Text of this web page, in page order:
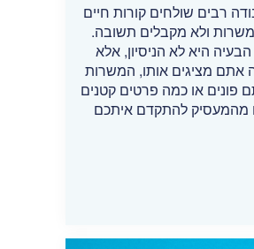
רבים שולחים קורות חיים
ולא מקבלים תשובה.
היא לא הניסיון, אלא
אתם מציגים אותו, המשרות
פונים או כמה פרטים קטנים
מהמעסיק להתקדם איתכם